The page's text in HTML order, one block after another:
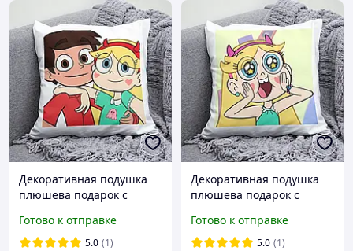
Декоративная подушка
плюшева подарок с
зла Star vs the Forces of
Evil
Готово к отправке
5.0 (1)
Декоративная подушка
плюшева подарок с
зла Star vs the Forces of
Evil
Готово к отправке
5.0 (1)